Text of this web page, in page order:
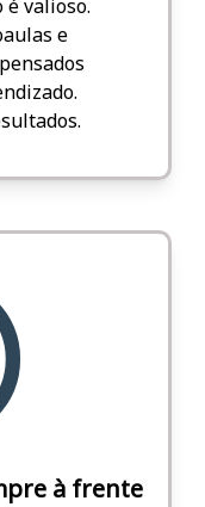
é valioso.
e
à frente